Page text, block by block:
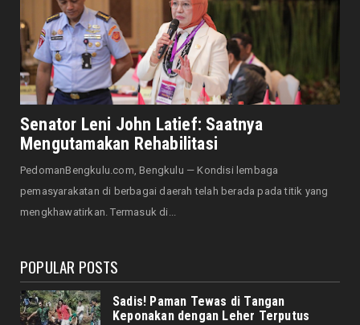
HOTEL MERCURE
Mercure Bengkulu Hadirkan Staycation
Ramah Keluarga, Tamu Da...
August 05, 2026
EKONOMI
Hotel Santika Bengkulu Hadirkan Promo HUT
ke-81 RI, Kamar Mu...
NASIONAL
Menjadi Tuan Rumah Sidang Tahunan MPR RI
dan Sidang Bersama...
Senator Leni John Latief: Saatnya
Mengutamakan Rehabilitasi
PedomanBengkulu.com, Bengkulu — Kondisi lembaga
pemasyarakatan di berbagai daerah telah berada pada titik yang
mengkhawatirkan. Termasuk di...
POPULAR POSTS
Sadis! Paman Tewas di Tangan
Keponakan dengan Leher Terputus